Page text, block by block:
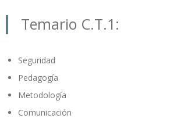
Temario C.T.1:
Seguridad
Pedagogía
Metodología
Comunicación